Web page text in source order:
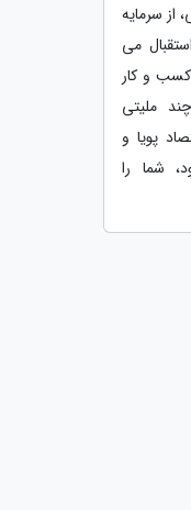
از سرمایه
می
کسب و کار
ملیتی
پویا و
شما را